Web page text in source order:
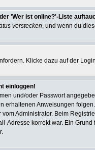
'Wer ist online?'-Liste
verstecken, und wenn du
Klicke dazu auf der
einloggen!
und/oder Passwort
Anweisungen
Administrator. Beim
Adresse korrekt war. Ein